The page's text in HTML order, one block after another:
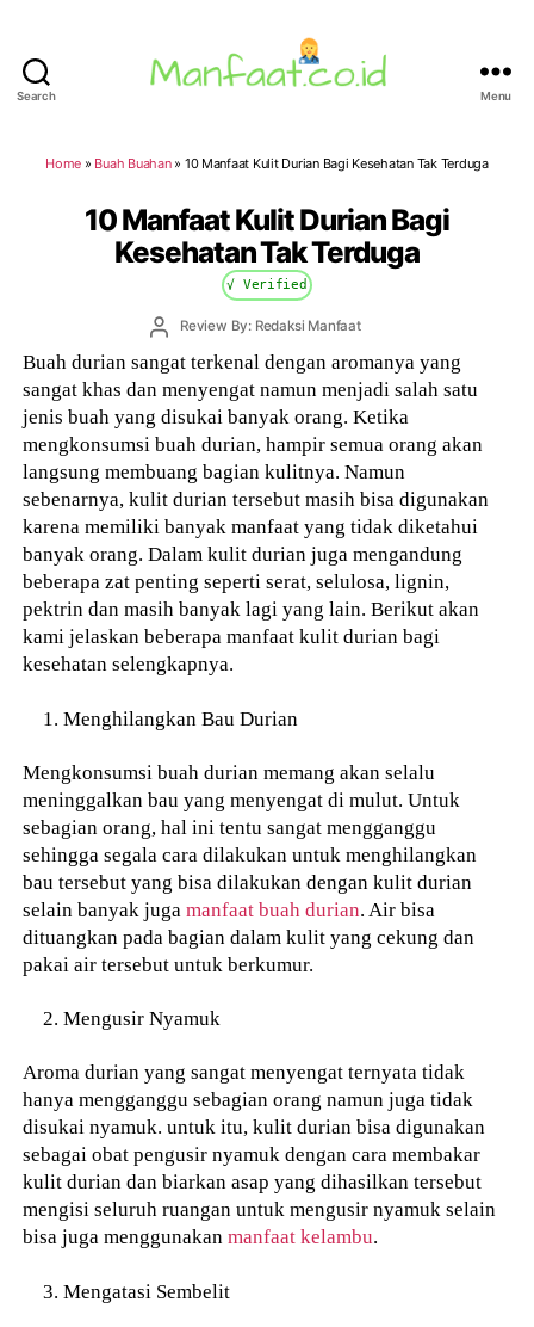
Search Menu
Home » Buah Buahan» 10 Manfaat Kulit Durian Bagi Kesehatan Tak Terduga
10 Manfaat Kulit Durian Bagi
Kesehatan Tak Terduga
√ Verified
PostReview By: Redaksi Manfaat
Buah durian sangat terkenal dengan aromanya yang
sangat khas dan menyengat namun menjadi salah satu
jenis buah yang disukai banyak orang. Ketika
mengkonsumsi buah durian, hampir semua orang akan
langsung membuang bagian kulitnya. Namun
sebenarnya, kulit durian tersebut masih bisa digunakan
karena memiliki banyak manfaat yang tidak diketahui
banyak orang. Dalam kulit durian juga mengandung
beberapa zat penting seperti serat, selulosa, lignin,
pektrin dan masih banyak lagi yang lain. Berikut akan
kami jelaskan beberapa manfaat kulit durian bagi
kesehatan selengkapnya.
Menghilangkan Bau Durian
Mengkonsumsi buah durian memang akan selalu
meninggalkan bau yang menyengat di mulut. Untuk
sebagian orang, hal ini tentu sangat mengganggu
sehingga segala cara dilakukan untuk menghilangkan
bau tersebut yang bisa dilakukan dengan kulit durian
selain banyak jugamanfaat buah durian. Air bisa
dituangkan pada bagian dalam kulit yang cekung dan
pakai air tersebut untuk berkumur.
Mengusir Nyamuk
Aroma durian yang sangat menyengat ternyata tidak
hanya mengganggu sebagian orang namun juga tidak
disukai nyamuk. untuk itu, kulit durian bisa digunakan
sebagai obat pengusir nyamuk dengan cara membakar
kulit durian dan biarkan asap yang dihasilkan tersebut
mengisi seluruh ruangan untuk mengusir nyamuk selain
bisa juga menggunakanmanfaat kelambu.
Mengatasi Sembelit